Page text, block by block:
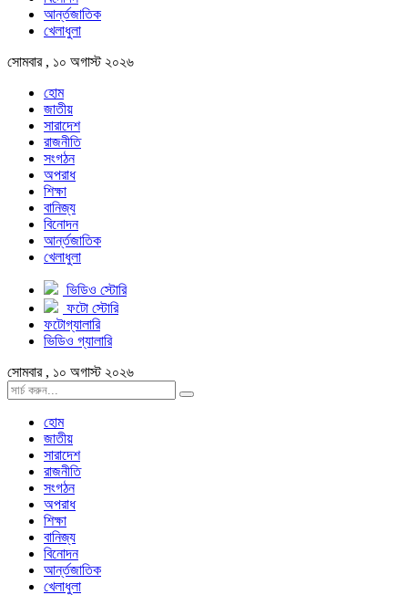
আর্ন্তজাতিক
খেলাধুলা
সোমবার , ১০ অগাস্ট ২০২৬
হোম
জাতীয়
সারাদেশ
রাজনীতি
সংগঠন
অপরাধ
শিক্ষা
বানিজ্য
বিনোদন
আর্ন্তজাতিক
খেলাধুলা
ভিডিও স্টোরি
ফটো স্টোরি
ফটোগ্যালারি
ভিডিও গ্যালারি
সোমবার , ১০ অগাস্ট ২০২৬
হোম
জাতীয়
সারাদেশ
রাজনীতি
সংগঠন
অপরাধ
শিক্ষা
বানিজ্য
বিনোদন
আর্ন্তজাতিক
খেলাধুলা